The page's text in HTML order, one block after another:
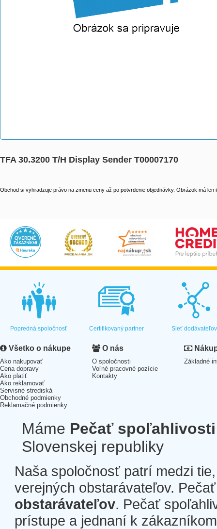
TFA 30.3200 T/H Display Sender T00007170
Obchod si vyhradzuje právo na zmenu ceny až po potvrdenie objednávky. Obrázok má len
Popredná spoločnosť Certifikovaný partner Sieť dodávateľov
Všetko o nákupe
Ako nakupovať
Cena dopravy
Ako platiť
Ako reklamovať
Servisné strediská
Obchodné podmienky
Reklamačné podmienky
O nás
O spoločnosti
Voľné pracovné pozície
Kontakty
Základné
Máme Pečať spoľahlivosti
Slovenskej republiky
Naša spoločnosť patrí medzi
verejných obstarávateľov.
obstarávateľov. Pečať
prístupe a jednaní k